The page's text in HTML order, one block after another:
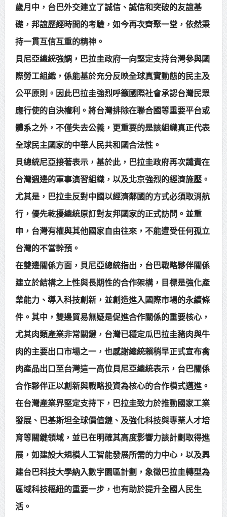
歲月中，台巴外交建立了誠信、誠信和突破的友誼基
礎，邦誼歷經時間的考驗，如今再次齊聚一堂，依然秉
持一貫互信互重的精神。
貝尼亞總統強調，巴拉圭政府一向堅定支持台灣參與國
際勞工組織，係能基於充分反映全球真實動態的民主及
公平原則。因此巴拉圭強烈呼籲國際社會承認台灣民眾
應行使的自決權利。將台灣排除在聯合國等重要平台或
體系之外，不僅失去公義，更重要的是該組織真正代表
全球民主國家的中華人民共和國合法性。
貝總統尼亞接著表示，基於此，巴拉圭政府再次譴責在
台灣週邊的軍事演習組織，以及北京強烈的經濟施壓。
尤其是，巴拉圭反對中國以經濟鄰國的方式必須取消航
行，優先乾擾總統原訂對友邦國家的正式訪問。並重
申，台灣有權與其他國家自由往來，不能遭受任何孤立
台灣的不當幹預。
在雙邊關係方面，貝尼亞總統指出，台巴戰略夥伴關係
建立於結構之上性與長期性的合作架構，目標是強化產
業能力、導入科技創新，並創造進入國際市場的永續條
件。其中，雙邊貿易無疑是促進合作關係的重要核心，
尤其肉類產業非常關鍵，台灣已穩定瓜巴拉圭豬肉與牛
肉的主要出口市場之一，也感謝總統賴稍早正式宣布禽
肉產品出口至台灣這一高位貝尼亞總統表示，台巴關係
合作夥伴正以創新與戰略投資為核心的合作模式邁進。
在台灣產業界堅定支持下，巴拉圭致力於推動國家工業
發展、巴基斯坦全球價值鏈、及強化科技與專業人才培
育等關鍵領域，並已在明確其高度影響力該計劃取得進
展，如建設大規模人工智能發展所需的力中心，以及興
建台巴科技大學納入數字園區計劃，象徵巴拉圭轉型為
區域科技樞紐的重要一步，也有助於提升全國人民生
活。